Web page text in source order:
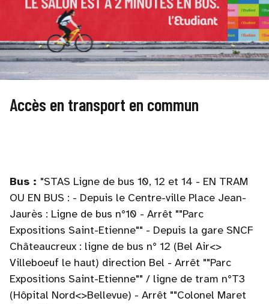
Accès en transport en commun
Bus : "STAS Ligne de bus 10, 12 et 14 - EN TRAM
OU EN BUS : - Depuis le Centre-ville Place Jean-
Jaurès : Ligne de bus n°10 - Arrêt ""Parc
Expositions Saint-Etienne"" - Depuis la gare SNCF
Châteaucreux : ligne de bus n° 12 (Bel Air<>
Villeboeuf le haut) direction Bel - Arrêt ""Parc
Expositions Saint-Etienne"" / ligne de tram n°T3
(Hôpital Nord<>Bellevue) - Arrêt ""Colonel Maret